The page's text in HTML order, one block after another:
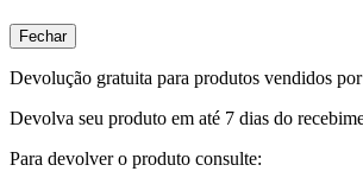
Fechar
Devolução gratuita para produtos vendidos
Devolva seu produto em até 7 dias do
Para devolver o produto consulte: